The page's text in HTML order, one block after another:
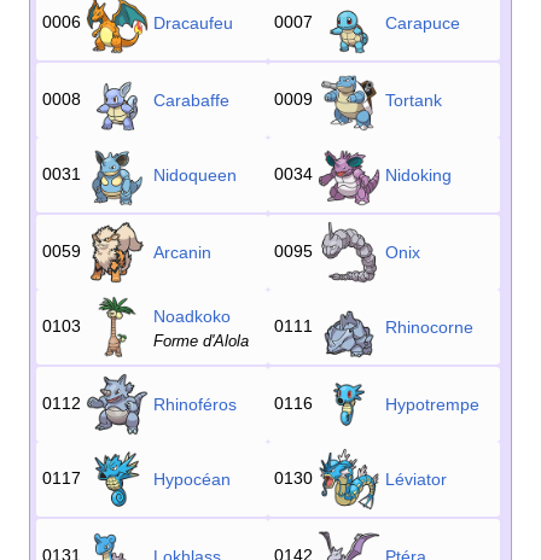
0006 Dracaufeu 0007 Carapuce
0008 Carabaffe 0009 Tortank
0031 Nidoqueen 0034 Nidoking
0059 Arcanin 0095 Onix
0103 Noadkoko
Forme d'Alola
0111 Rhinocorne
0112 Rhinoféros 0116 Hypotrempe
0117 Hypocéan 0130 Léviator
0131 0142